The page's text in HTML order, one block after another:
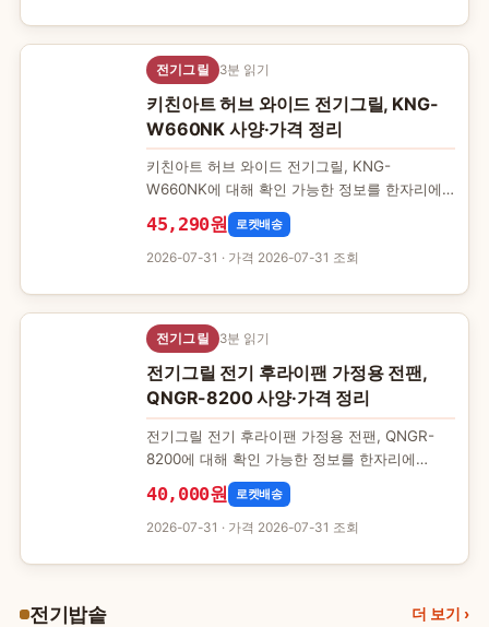
전기그릴 3분 읽기
키친아트 허브 와이드 전기그릴, KNG-
W660NK 사양·가격 정리
키친아트 허브 와이드 전기그릴, KNG-
W660NK에 대해 확인 가능한 정보를 한자리에
모았습니다. 제품 상세 페이지에서 직접 확인할
수 있는 항목만 담았으며,…
45,290원 로켓배송
2026-07-31 · 가격 2026-07-31 조회
전기그릴 3분 읽기
전기그릴 전기 후라이팬 가정용 전팬,
QNGR-8200 사양·가격 정리
전기그릴 전기 후라이팬 가정용 전팬, QNGR-
8200에 대해 확인 가능한 정보를 한자리에
모았습니다. 제품 상세 페이지에서 직접 확인할
수 있는 항목만 담았으며…
40,000원 로켓배송
2026-07-31 · 가격 2026-07-31 조회
전기밥솥 더 보기 ›전